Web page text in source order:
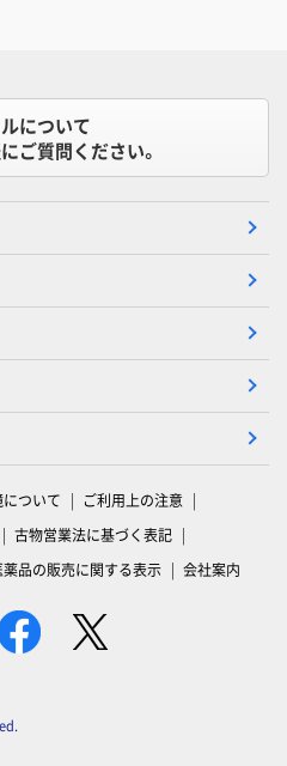
について
ご質問ください。
ついて
ご利用上の注意
古物営業法に基づく表記
薬品の販売に関する表示 会社案内